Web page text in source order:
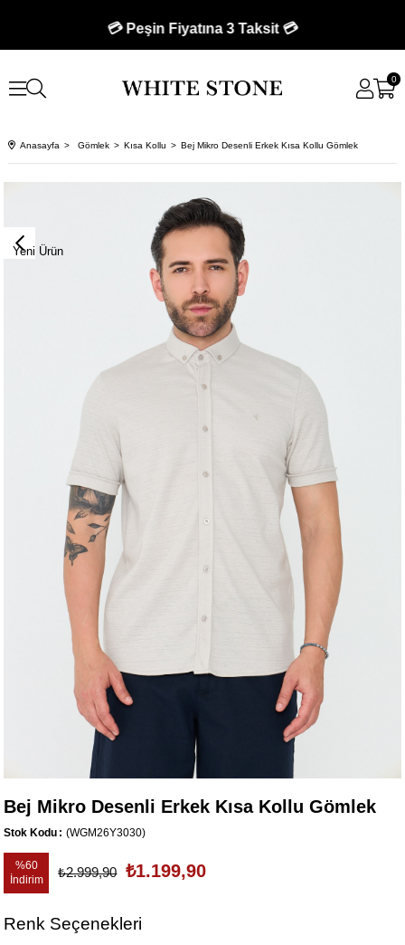
💳 Peşin Fiyatına 3 Taksit 💳
🚚 750 TL Üzeri Kargo Bedava 🚚
0
Anasayfa Gömlek Kısa Kollu Bej Mikro Desenli Erkek Kısa Kollu Gömlek
Yeni Ürün
Bej Mikro Desenli Erkek Kısa Kollu Gömlek
Stok Kodu (WGM26Y3030)
%60
İndirim
₺2.999,90 ₺1.199,90
Renk Seçenekleri